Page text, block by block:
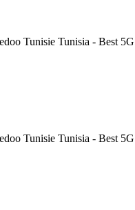
Tunisie Tunisia - Best
Tunisie Tunisia - Best